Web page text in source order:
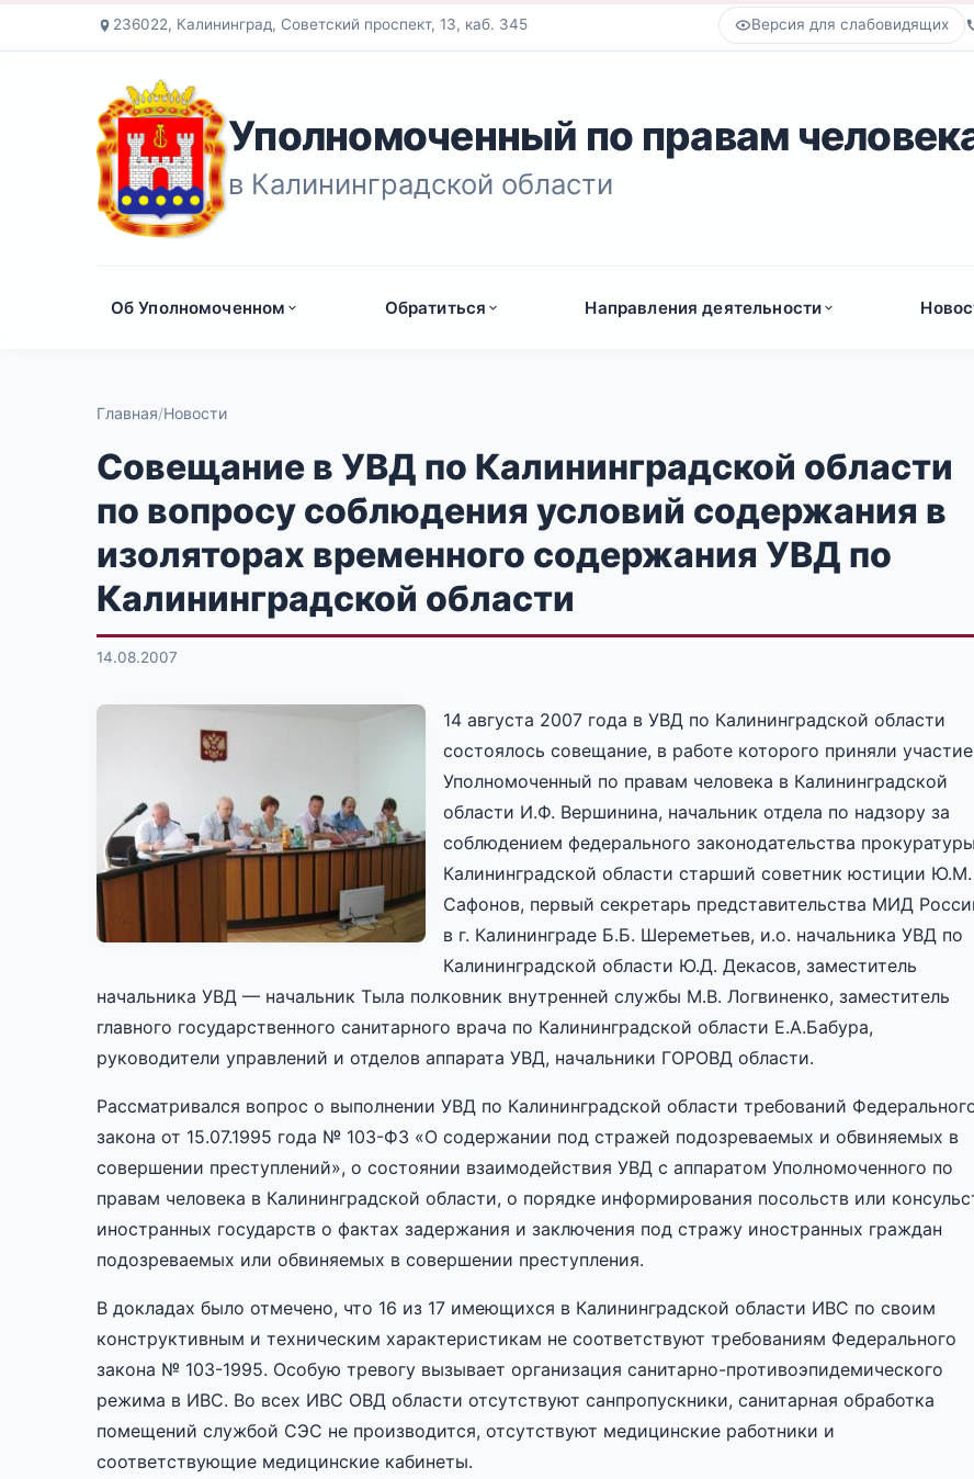
236022, Калининград, Советский проспект, 13, каб. 345 Версия для слабовидящих
Уполномоченный по правам
в Калининградской области
Об Уполномоченном Обратиться Направления деятельности
Главная Новости
Совещание в УВД по Калининградской области
по вопросу соблюдения условий содержания в
изоляторах временного содержания УВД по
Калининградской области
14.08.2007
14 августа 2007 года в УВД по Калининградской области
состоялось совещание, в работе которого приняли участие
Уполномоченный по правам человека в Калининградской
области И.Ф. Вершинина, начальник отдела по надзору за
соблюдением федерального законодательства прокуратуры
Калининградской области старший советник юстиции Ю.М.
Сафонов, первый секретарь представительства МИД
в г. Калининграде Б.Б. Шереметьев, и.о. начальника УВД по
Калининградской области Ю.Д. Декасов, заместитель
начальника УВД — начальник Тыла полковник внутренней службы М.В. Логвиненко, заместитель
главного государственного санитарного врача по Калининградской области Е.А.Бабура,
руководители управлений и отделов аппарата УВД, начальники ГОРОВД области.
Рассматривался вопрос о выполнении УВД по Калининградской области требований
закона от 15.07.1995 года № 103-ФЗ «О содержании под стражей подозреваемых и обвиняемых в
совершении преступлений», о состоянии взаимодействия УВД с аппаратом Уполномоченного по
правам человека в Калининградской области, о порядке информирования посольств или
иностранных государств о фактах задержания и заключения под стражу иностранных граждан
подозреваемых или обвиняемых в совершении преступления.
В докладах было отмечено, что 16 из 17 имеющихся в Калининградской области ИВС по своим
конструктивным и техническим характеристикам не соответствуют требованиям Федерального
закона № 103-1995. Особую тревогу вызывает организация санитарно-противоэпидемического
режима в ИВС. Во всех ИВС ОВД области отсутствуют санпропускники, санитарная обработка
помещений службой СЭС не производится, отсутствуют медицинские работники и
соответствующие медицинские кабинеты.